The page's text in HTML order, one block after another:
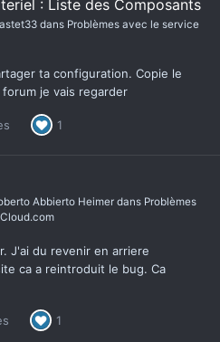
: Liste des Composants
dans Problèmes avec le service
ta configuration. Copie le
je vais regarder
1
Abbierto Heimer dans Problèmes
J'ai du revenir en arriere
ca a reintroduit le bug. Ca
1